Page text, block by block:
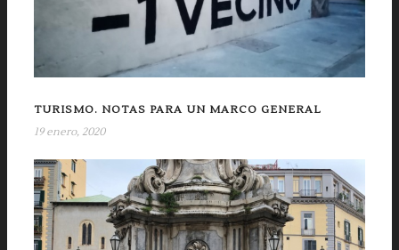
TURISMO. NOTAS PARA UN MARCO GENERAL
19 enero, 2020